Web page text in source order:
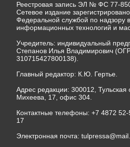
Реестровая запись ЭЛ № ФС 77-
Сетевое издание
Федеральной службой по надзору
информационных технологий и
Учредитель: индивидуальный
Степанов Илья Владимирович
310715427800138).
Главный редактор: К.Ю. Гертье.
Адрес редакции: 300012, Тульская
Михеева, 17, офис 304.
Контактные телефоны: +7 4872
17
Электронная почта: